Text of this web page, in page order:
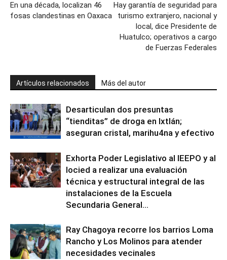
En una década, localizan 46
fosas clandestinas en Oaxaca
Hay garantía de seguridad para
turismo extranjero, nacional y
local, dice Presidente de
Huatulco; operativos a cargo
de Fuerzas Federales
Artículos relacionados Más del autor
Desarticulan dos presuntas
“tienditas” de droga en Ixtlán;
aseguran cristal, marihu4na y efectivo
Exhorta Poder Legislativo al IEEPO y al
Iocied a realizar una evaluación
técnica y estructural integral de las
instalaciones de la Escuela
Secundaria General...
Ray Chagoya recorre los barrios Loma
Rancho y Los Molinos para atender
necesidades vecinales